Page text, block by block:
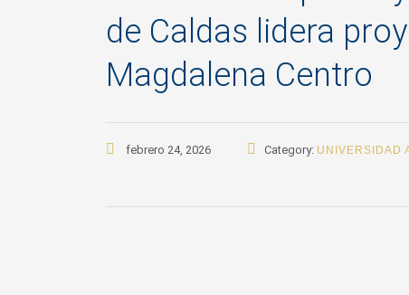
de Caldas lidera
Magdalena Centro
febrero 24, 2026 Category: UNIVERSIDAD